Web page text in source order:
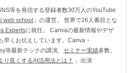
等を発信する登録者数30万人のYouTube
web school 」の運営。 世界で26人番目とな
Expertsに就任。 Canvaの最新情報やデザ
早くお伝えしています。Canva・
等最新テックの講演、 セミナー実績多数。
り良くするAI活用法とは？ 」出演